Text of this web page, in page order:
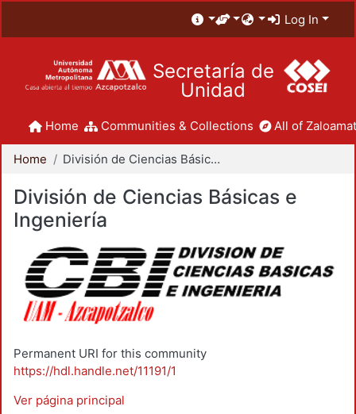
Log In
Secretaría de
Unidad
Home Communities & Collections All of
Home División de Ciencias Básicas e Ingeniería
División de Ciencias Básicas e
Ingeniería
Permanent URI for this community
https://hdl.handle.net/11191/1
Ver página principal